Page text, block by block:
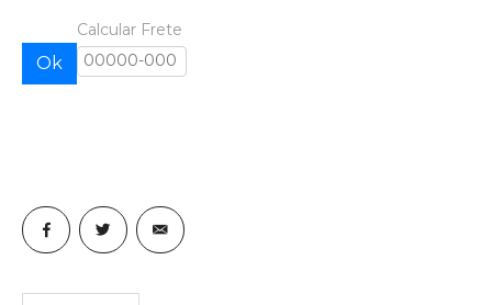
Calcular Frete
Ok